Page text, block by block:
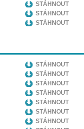
STÁHNOUT
STÁHNOUT
STÁHNOUT
STÁHNOUT
STÁHNOUT
STÁHNOUT
STÁHNOUT
STÁHNOUT
STÁHNOUT
STÁHNOUT